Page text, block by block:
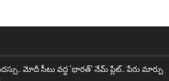
మోదీ సీటు వద్ద ‘భారత్’ నేమ్ ప్లేట్‌.. పేరు మార్పు